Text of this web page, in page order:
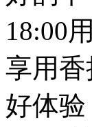
18:00
享用
好体验